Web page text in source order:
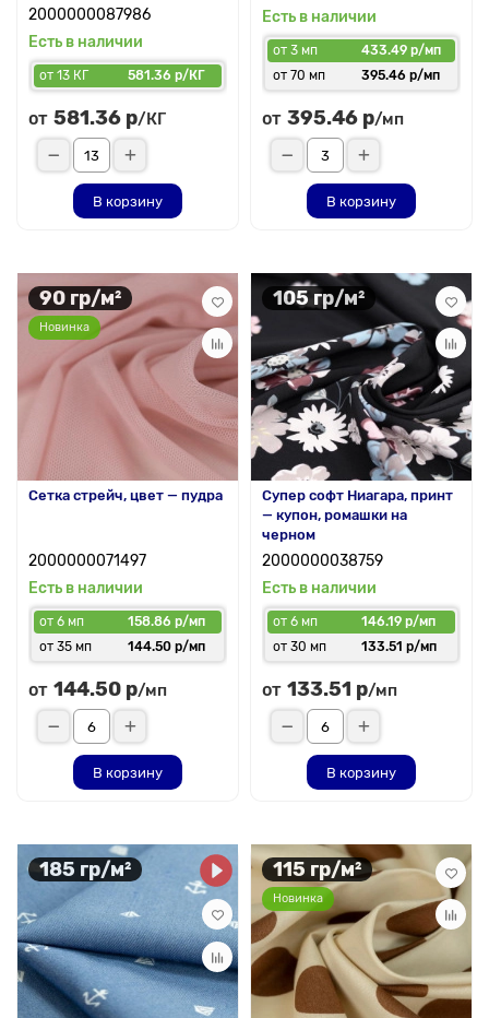
2000000087986
Есть в наличии
от 13 КГ 581.36 р/КГ
от 581.36 р/КГ
В корзину
Есть в наличии
от 3 мп
433.49 р/мп
от 70 мп
395.46 р/мп
от 395.46 р/мп
В корзину
90 гр/м²
Новинка
Сетка стрейч, цвет — пудра
2000000071497
Есть в наличии
от 6 мп
158.86 р/мп
от 35 мп
144.50 р/мп
от 144.50 р/мп
В корзину
105 гр/м²
Супер софт Ниагара, принт
— купон, ромашки на
черном
2000000038759
Есть в наличии
от 6 мп
146.19 р/мп
от 30 мп
133.51 р/мп
от 133.51 р/мп
В корзину
185 гр/м² 115 гр/м²
Новинка